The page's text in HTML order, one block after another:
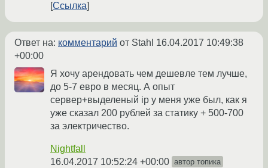
Ссылка
Ответ на: комментарий от Stahl 16.04.2017 10:49:38
+00:00
Я хочу арендовать чем дешевле тем лучше,
до 5-7 евро в месяц. А опыт
сервер+выделеный ip у меня уже был, как я
уже сказал 200 рублей за статику + 500-700
за электричество.
Nightfall
16.04.2017 10:52:24 +00:00 автор топика